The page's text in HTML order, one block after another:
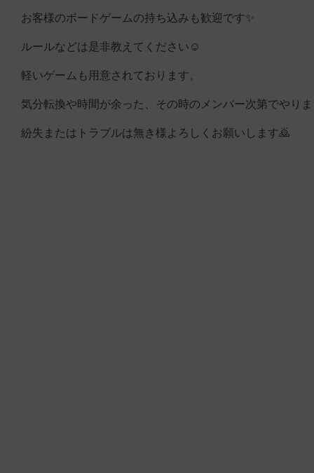
お客様のボードゲームの持ち込みも歓迎です✨️
ルールなどは是非教えてください☺️
軽いゲームも用意されております。
気分転換や時間が余った、その時のメンバー次第でやりま
紛失またはトラブルは無き様よろしくお願いします🙇